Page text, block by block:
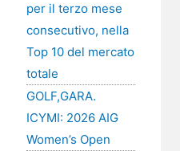
per il terzo mese
consecutivo, nella
Top 10 del mercato
totale
GOLF,GARA.
ICYMI: 2026 AIG
Women’s Open